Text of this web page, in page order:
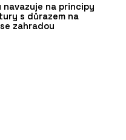
navazuje na principy
s důrazem na
zahradou